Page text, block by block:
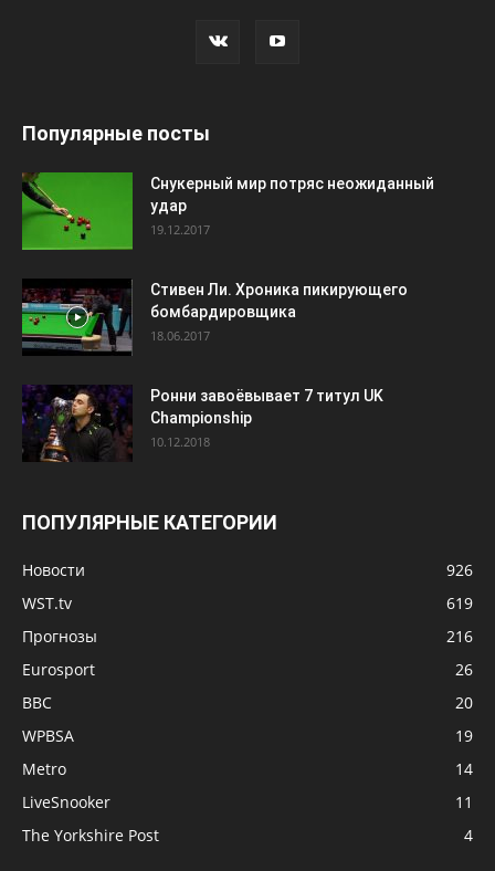
Популярные посты
Снукерный мир потряс неожиданный
удар
19.12.2017
Стивен Ли. Хроника пикирующего
бомбардировщика
18.06.2017
Ронни завоёвывает 7 титул UK
Championship
10.12.2018
ПОПУЛЯРНЫЕ КАТЕГОРИИ
Новости
926
WST.tv
619
Прогнозы
216
Eurosport
26
BBC
20
WPBSA
19
Metro
14
LiveSnooker
11
The Yorkshire Post
4